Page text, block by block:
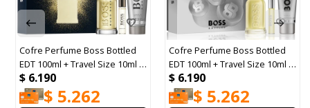
Cofre Perfume Boss Bottled
EDT 100ml + Travel Size 10ml +
Shower Gel 100ml
$ 6.190
$ 5.262
Cofre Perfume Boss Bottled
EDT 100ml + Travel Size 10ml +
Shower Gel 100ml
$ 6.190
$ 5.262